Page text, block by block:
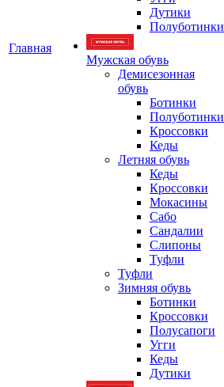
Главная
Дутики
Полуботинки
Мужская обувь
Демисезонная
обувь
Ботинки
Полуботинки
Кроссовки
Кеды
Летняя обувь
Кеды
Кроссовки
Мокасины
Сабо
Сандалии
Слипоны
Туфли
Туфли
Зимняя обувь
Ботинки
Кроссовки
Полусапоги
Угги
Кеды
Дутики